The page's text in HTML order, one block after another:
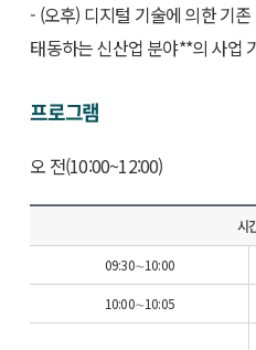
- (오후) 디지털 기술에 의한 기
태동하는 신산업 분야**의 사업
프로그램
오 전(10:00~12:00)
시
09:30∼10:00
10:00∼10:05